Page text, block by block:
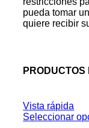
pueda tomar
quiere recibir
Vista rápida
Seleccionar